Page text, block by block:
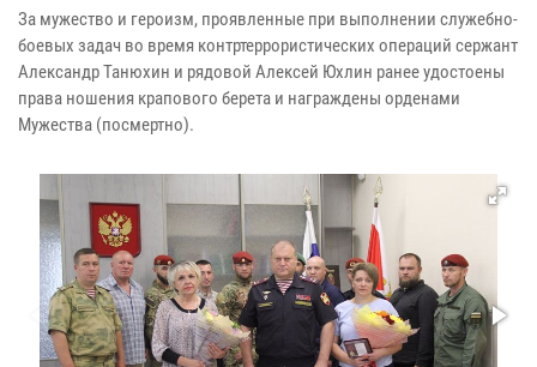
За мужество и героизм, проявленные при выполнении служебно-
боевых задач во время контртеррористических операций сержант
Александр Танюхин и рядовой Алексей Юхлин ранее удостоены
права ношения крапового берета и награждены орденами
Мужества (посмертно).